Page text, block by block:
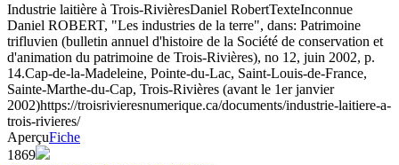
Industrie laitière à Trois-RivièresDaniel RobertTexteInconnue
Daniel ROBERT, "Les industries de la terre", dans: Patrimoine
trifluvien (bulletin annuel d'histoire de la Société de conservation et
d'animation du patrimoine de Trois-Rivières), no 12, juin 2002, p.
14.Cap-de-la-Madeleine, Pointe-du-Lac, Saint-Louis-de-France,
Sainte-Marthe-du-Cap, Trois-Rivières (avant le 1er janvier
2002)https://troisrivieresnumerique.ca/documents/industrie-laitiere-a-
trois-rivieres/
AperçuFiche
1869